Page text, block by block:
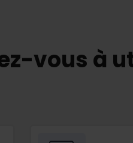
vous à